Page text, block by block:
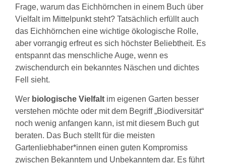
Frage, warum das Eichhörnchen in einem Buch über
Vielfalt im Mittelpunkt steht? Tatsächlich erfüllt auch
das Eichhörnchen eine wichtige ökologische Rolle,
aber vorrangig erfreut es sich höchster Beliebtheit. Es
entspannt das menschliche Auge, wenn es
zwischendurch ein bekanntes Näschen und dichtes
Fell sieht.
Wer biologische Vielfalt im eigenen Garten besser
verstehen möchte oder mit dem Begriff „Biodiversität“
noch wenig anfangen kann, ist mit diesem Buch gut
beraten. Das Buch stellt für die meisten
Gartenliebhaber*innen einen guten Kompromiss
zwischen Bekanntem und Unbekanntem dar. Es führt